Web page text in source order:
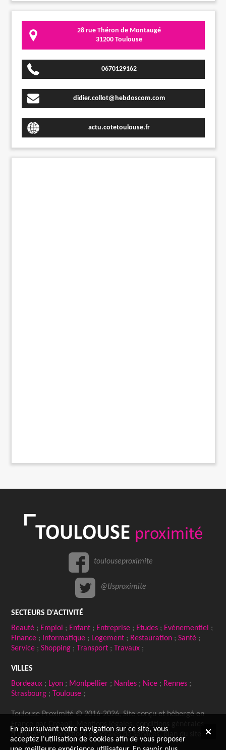
28 rue Théron de Montaugé
31200 Toulouse
0670129162
didier.collot@hebdoscom.com
actu.cotetoulouse.fr
toulouseproximite
@tlsproximite
SECTEURS D'ACTIVITÉ
Beauté ; Emploi ; Enfant ; Entreprise ; Etudes ; Evénementiel ;
Finance ; Informatique ; Logement ; Restauration ; Santé ;
Service ; Shopping ; Transport ; Travaux ;
VILLES
Bordeaux ; Lyon ; Montpellier ; Nantes ; Nice ; Rennes ;
Strasbourg ; Toulouse ;
Toulouse Proximité © 2016-2026, Site conçu et hébergé en
France par
Creapli Mentions légales
conditions générales
d'utilisation,conditions générales de services,plan du site
En poursuivant votre navigation sur ce site, vous
acceptez l'utilisation de cookies afin de vous proposer